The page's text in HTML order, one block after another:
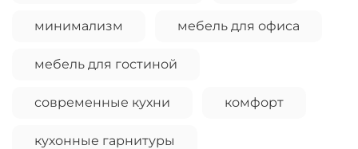
минимализм мебель для офиса
мебель для гостиной
современные кухни комфорт
кухонные гарнитуры
Подробнее
об оплате Плайтом
Остались вопросы?